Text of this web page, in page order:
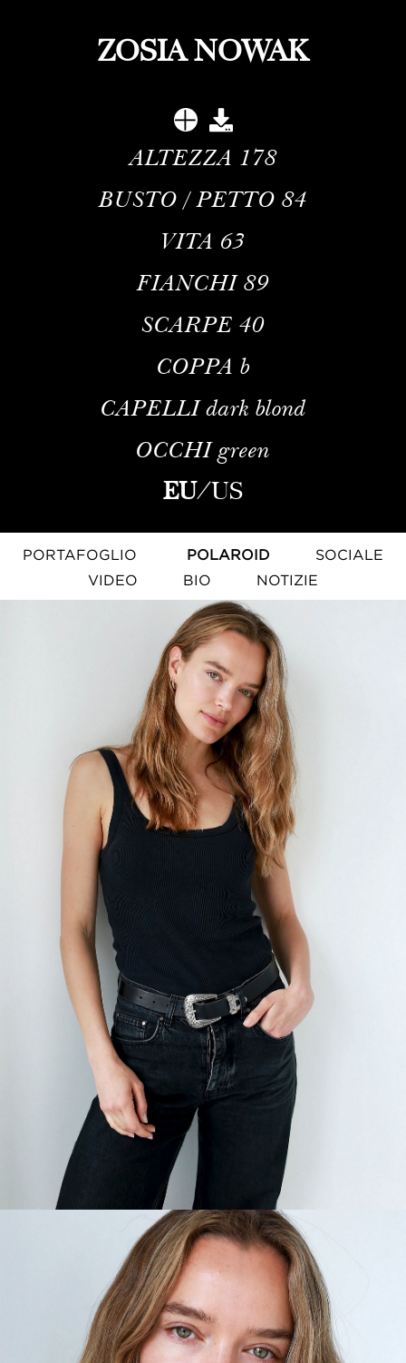
ZOSIA NOWAK
ALTEZZA 178
BUSTO / PETTO 84
VITA 63
FIANCHI 89
SCARPE 40
COPPA b
CAPELLI dark blond
OCCHI green
EU/US
PORTAFOGLIO POLAROID
SOCIALE
VIDEO
BIO NOTIZIE